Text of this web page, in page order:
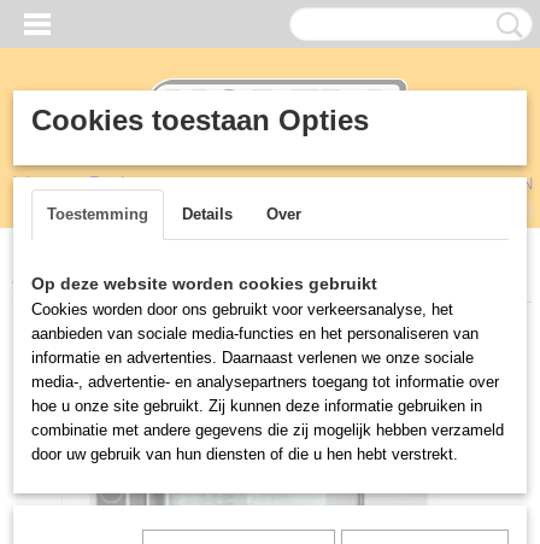
Inloggen Registreren
UW WINKELWAGEN
(0)
Home >Horeca>Ovens>Convectieoven met bevochtiging opties
Cookies toestaan Opties
Toestemming Details Over
Op deze website worden cookies gebruikt
Cookies worden door ons gebruikt voor verkeersanalyse, het
aanbieden van sociale media-functies en het personaliseren van
informatie en advertenties. Daarnaast verlenen we onze sociale
media-, advertentie- en analysepartners toegang tot informatie over
hoe u onze site gebruikt. Zij kunnen deze informatie gebruiken in
combinatie met andere gegevens die zij mogelijk hebben verzameld
door uw gebruik van hun diensten of die u hen hebt verstrekt.